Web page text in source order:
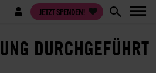
JETZT SPENDEN!
DURCHGEFÜHRT